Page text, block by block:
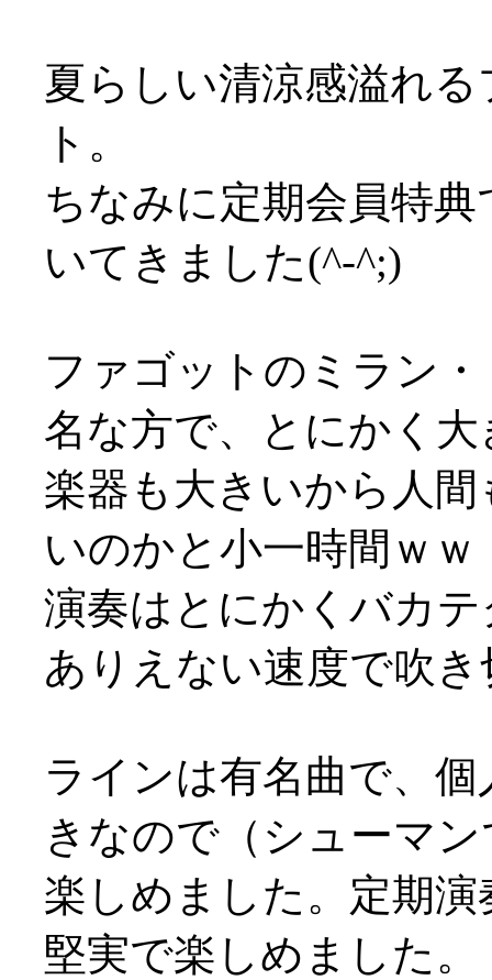
夏らしい清涼感溢れ
ト。
ちなみに定期会員特
いてきました(^-^;)
ファゴットのミラン
名な方で、とにかく大
楽器も大きいから人
いのかと小一時間ｗｗ
演奏はとにかくバカ
ありえない速度で吹
ラインは有名曲で、
きなので（シューマ
楽しめました。定期
堅実で楽しめました。